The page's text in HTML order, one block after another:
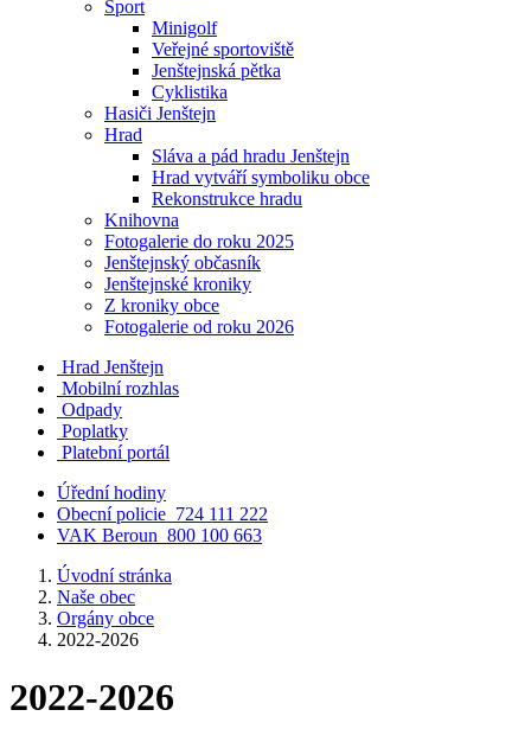
Sport
Minigolf
Veřejné sportoviště
Jenštejnská pětka
Cyklistika
Hasiči Jenštejn
Hrad
Sláva a pád hradu Jenštejn
Hrad vytváří symboliku obce
Rekonstrukce hradu
Knihovna
Fotogalerie do roku 2025
Jenštejnský občasník
Jenštejnské kroniky
Z kroniky obce
Fotogalerie od roku 2026
Hrad Jenštejn
Mobilní rozhlas
Odpady
Poplatky
Platební portál
Úřední hodiny
Obecní policie 724 111 222
VAK Beroun 800 100 663
Úvodní stránka
Naše obec
Orgány obce
2022-2026
2022-2026